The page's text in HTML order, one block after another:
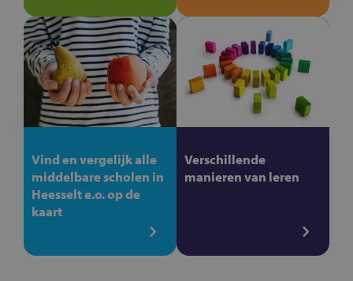
Vind en vergelijk alle
middelbare scholen in
Heesselt e.o. op de
kaart
Verschillende
manieren van leren